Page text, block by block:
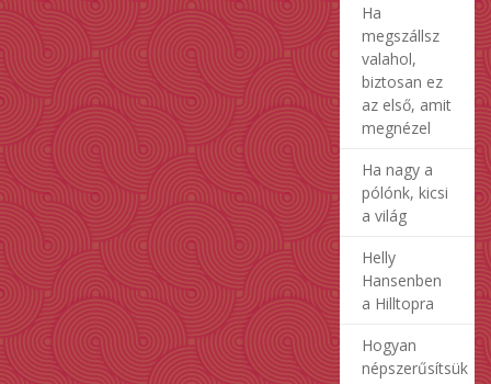
Ha
megszállsz
valahol,
biztosan ez
az első, amit
megnézel
Ha nagy a
pólónk, kicsi
a világ
Helly
Hansenben
a Hilltopra
Hogyan
népszerűsítsük